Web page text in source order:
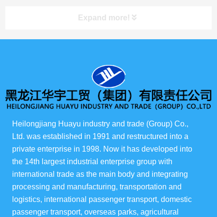
Expand more!
俄货商场
ферма "Ева"
华宇酒店宴会级
балкон
Heilongjiang Huayu industry and trade (Group) Co.,
Ltd. was established in 1991 and restructured into a
private enterprise in 1998. Now it has developed into
the 14th largest industrial enterprise group with
international trade as the main body and integrating
processing and manufacturing, transportation and
logistics, international passenger transport, domestic
passenger transport, overseas parks, agricultural